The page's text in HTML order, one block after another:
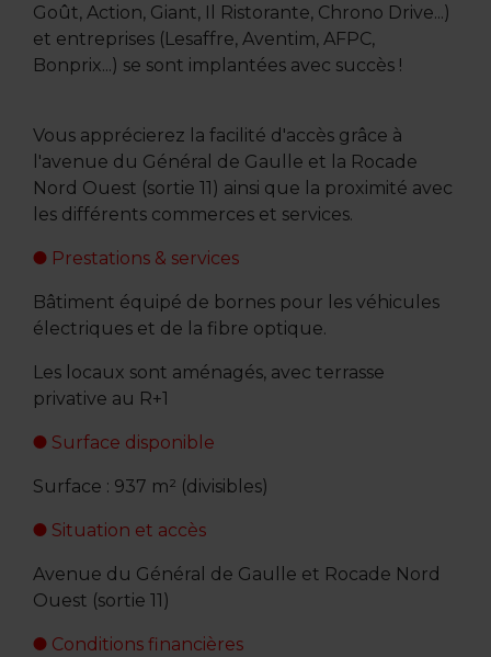
Goût, Action, Giant, Il Ristorante, Chrono Drive...)
et entreprises (Lesaffre, Aventim, AFPC,
Bonprix...) se sont implantées avec succès !
Vous apprécierez la facilité d'accès grâce à
l'avenue du Général de Gaulle et la Rocade
Nord Ouest (sortie 11) ainsi que la proximité avec
les différents commerces et services.
Prestations & services
Bâtiment équipé de bornes pour les véhicules
électriques et de la fibre optique.
Les locaux sont aménagés, avec terrasse
privative au R+1
Surface disponible
Surface : 937 m² (divisibles)
Situation et accès
Avenue du Général de Gaulle et Rocade Nord
Ouest (sortie 11)
Conditions financières